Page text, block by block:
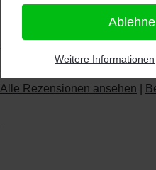
PRO-ducto GmbH, Fotografie
Alle Rezensionen ansehen
Weitere Informationen